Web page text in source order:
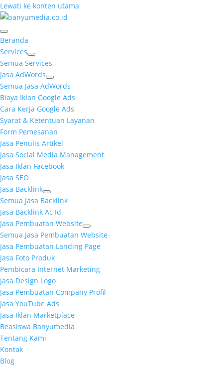
Lewati ke konten utama
Beranda
Services
Semua Services
Jasa AdWords
Semua Jasa AdWords
Biaya Iklan Google Ads
Cara Kerja Google Ads
Syarat & Ketentuan Layanan
Form Pemesanan
Jasa Penulis Artikel
Jasa Social Media Management
Jasa Iklan Facebook
Jasa SEO
Jasa Backlink
Semua Jasa Backlink
Jasa Backlink Ac Id
Jasa Pembuatan Website
Semua Jasa Pembuatan Website
Jasa Pembuatan Landing Page
Jasa Foto Produk
Pembicara Internet Marketing
Jasa Design Logo
Jasa Pembuatan Company Profil
Jasa YouTube Ads
Jasa Iklan Marketplace
Beasiswa Banyumedia
Tentang Kami
Kontak
Blog